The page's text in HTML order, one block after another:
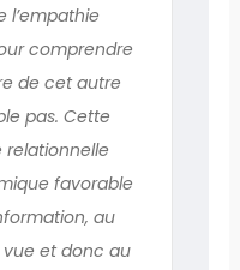
l’empathie
comprendre
de cet autre
pas. Cette
favorable
au
et donc au